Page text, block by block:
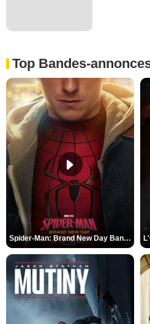
Top Bandes-
Spider-Man: Brand New Day Bande-annonce VO STFR